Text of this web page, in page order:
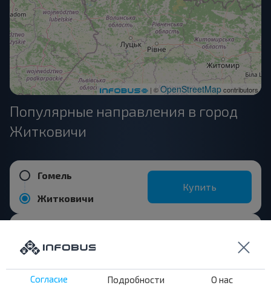
| ©OpenStreetMapcontributors
Популярные направления в город
Житковичи
Гомель
Житковичи
Купить
Житковичи
Согласие Подробности О нас